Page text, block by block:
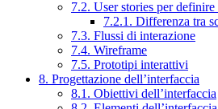
7.2. User stories per definire
7.2.1. Differenza tra
7.3. Flussi di interazione
7.4. Wireframe
7.5. Prototipi interattivi
8. Progettazione dell’interfaccia
8.1. Obiettivi dell’interfaccia